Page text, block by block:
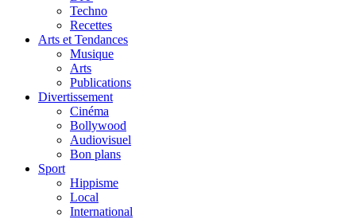
Techno
Recettes
Arts et Tendances
Musique
Arts
Publications
Divertissement
Cinéma
Bollywood
Audiovisuel
Bon plans
Sport
Hippisme
Local
International